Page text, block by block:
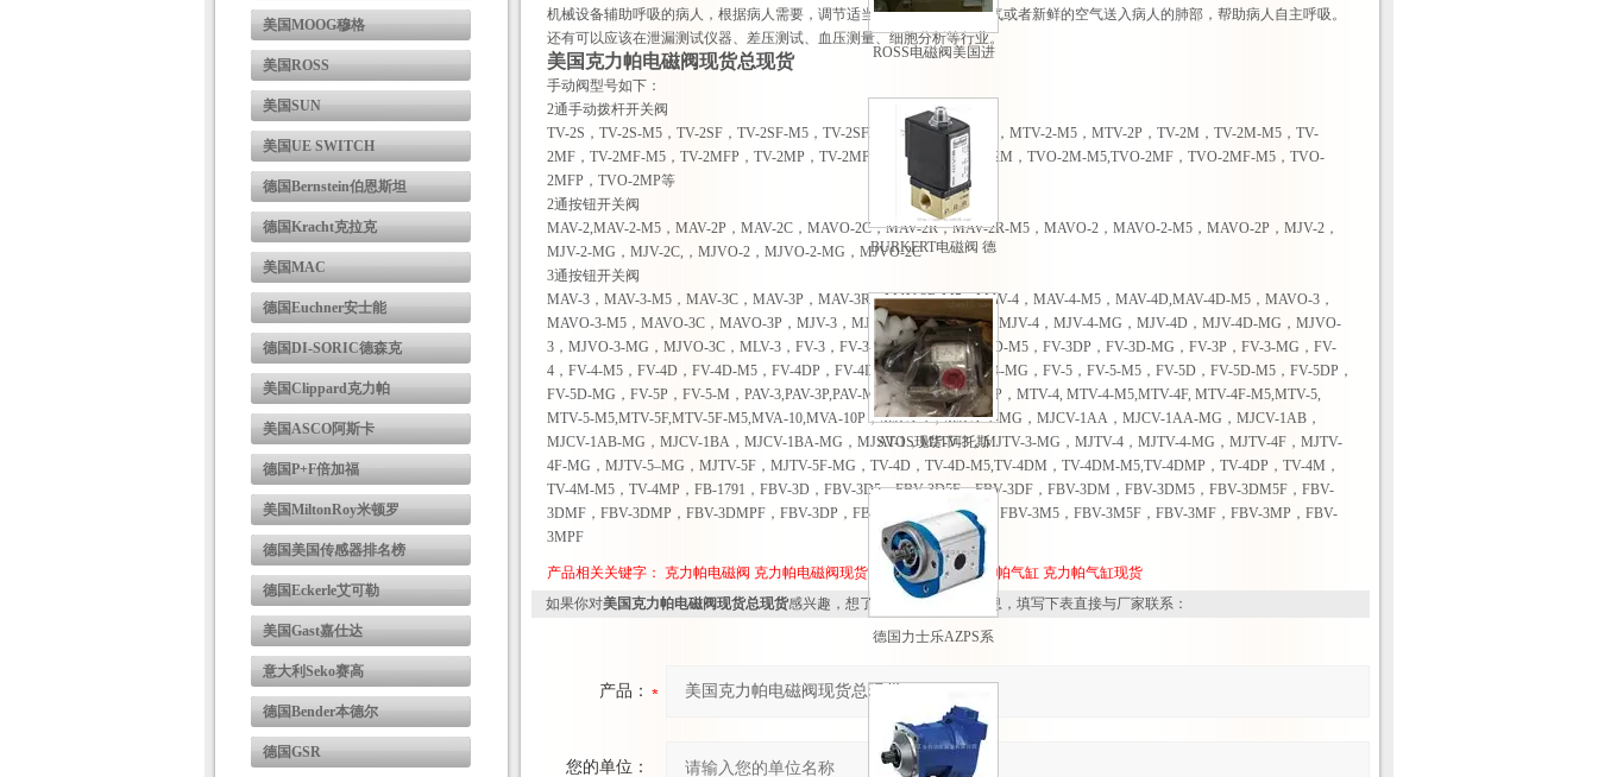
美国MOOG穆格
美国ROSS
美国SUN
美国UE SWITCH
德国Bernstein伯恩斯坦
德国Kracht克拉克
美国MAC
德国Euchner安士能
德国DI-SORIC德森克
美国Clippard克力帕
美国ASCO阿斯卡
德国P+F倍加福
美国MiltonRoy米顿罗
德国美国传感器排名榜
德国Eckerle艾可勒
美国Gast嘉仕达
意大利Seko赛高
德国Bender本德尔
德国GSR
ROSS电磁阀美国进
BURKERT电磁阀 德
ATOS现货-阿托斯
PM型手动泵现货
德国力士乐AZPS系
机械设备辅助呼吸的病人，根据病人需要，调节适当的系统压力，将氧气或者新鲜的空气送入病人的肺部，帮助病人自主呼吸。
还有可以应该在泄漏测试仪器、差压测试、血压测量、细胞分析等行业。
美国克力帕电磁阀现货总现货
手动阀型号如下：
2通手动拨杆开关阀
TV-2S，TV-2S-M5，TV-2SF，TV-2SF-M5，TV-2SFP，TV-2SP，MTV-2，MTV-2-M5，MTV-2P，TV-2M，TV-2M-M5，TV-
2MF，TV-2MF-M5，TV-2MFP，TV-2MP，TV-2MP，TV-2MFP，TVO-2M，TVO-2M-M5,TVO-2MF，TVO-2MF-M5，TVO-
2MFP，TVO-2MP等
2通按钮开关阀
MAV-2,MAV-2-M5，MAV-2P，MAV-2C，MAVO-2C，MAV-2R，MAV-2R-M5，MAVO-2，MAVO-2-M5，MAVO-2P，MJV-2，
MJV-2-MG，MJV-2C,，MJVO-2，MJVO-2-MG，MJVO-2C
3通按钮开关阀
MAV-3，MAV-3-M5，MAV-3C，MAV-3P，MAV-3R，MAV-3R-M5，MAV-4，MAV-4-M5，MAV-4D,MAV-4D-M5，MAVO-3，
MAVO-3-M5，MAVO-3C，MAVO-3P，MJV-3，MJV-3-MG，MJV-3C，MJV-4，MJV-4-MG，MJV-4D，MJV-4D-MG，MJVO-
3，MJVO-3-MG，MJVO-3C，MLV-3，FV-3，FV-3-M5，FV-3D，FV-3D-M5，FV-3DP，FV-3D-MG，FV-3P，FV-3-MG，FV-
4，FV-4-M5，FV-4D，FV-4D-M5，FV-4DP，FV-4D-MG，FV-4P，FV-4-MG，FV-5，FV-5-M5，FV-5D，FV-5D-M5，FV-5DP，
FV-5D-MG，FV-5P，FV-5-M，PAV-3,PAV-3P,PAV-MH,PAVO-3, PAVO-3P，MTV-4, MTV-4-M5,MTV-4F, MTV-4F-M5,MTV-5,
MTV-5-M5,MTV-5F,MTV-5F-M5,MVA-10,MVA-10P，MJCV-1，MJCV-1-MG，MJCV-1AA，MJCV-1AA-MG，MJCV-1AB，
MJCV-1AB-MG，MJCV-1BA，MJCV-1BA-MG，MJSV-1，MJTV-3，MJTV-3-MG，MJTV-4，MJTV-4-MG，MJTV-4F，MJTV-
4F-MG，MJTV-5–MG，MJTV-5F，MJTV-5F-MG，TV-4D，TV-4D-M5,TV-4DM，TV-4DM-M5,TV-4DMP，TV-4DP，TV-4M，
TV-4M-M5，TV-4MP，FB-1791，FBV-3D，FBV-3D5，FBV-3D5F，FBV-3DF，FBV-3DM，FBV-3DM5，FBV-3DM5F，FBV-
3DMF，FBV-3DMP，FBV-3DMPF，FBV-3DP，FBV-3DPF，FBV-3M，FBV-3M5，FBV-3M5F，FBV-3MF，FBV-3MP，FBV-
3MPF
产品相关关键字： 克力帕电磁阀 克力帕电磁阀现货 克力帕电磁阀* 克力帕气缸 克力帕气缸现货
如果你对美国克力帕电磁阀现货总现货感兴趣，想了解更详细的产品信息，填写下表直接与厂家联系：
产品：
您的单位：